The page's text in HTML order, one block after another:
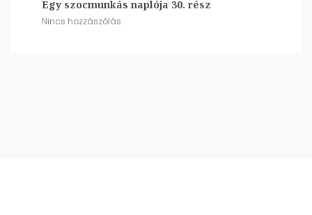
Egy szocmunkás naplója 30. rész
Nincs hozzászólás